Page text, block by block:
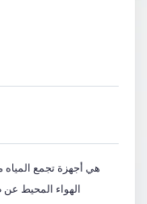
الهواء المحيط عن